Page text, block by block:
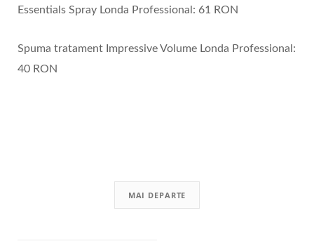
Essentials Spray Londa Professional: 61 RON
Spuma tratament Impressive Volume Londa Professional:
40 RON
MAI DEPARTE